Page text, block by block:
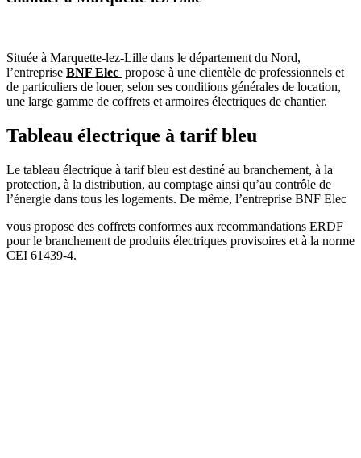
Située à Marquette-lez-Lille dans le département du Nord,
l’entreprise BNF Elec propose à une clientèle de professionnels et
de particuliers de louer, selon ses conditions générales de location,
une large gamme de coffrets et armoires électriques de chantier.
Tableau électrique à tarif bleu
Le tableau électrique à tarif bleu est destiné au branchement, à la
protection, à la distribution, au comptage ainsi qu’au contrôle de
l’énergie dans tous les logements. De même, l’entreprise BNF Elec
vous propose des coffrets conformes aux recommandations ERDF
pour le branchement de produits électriques provisoires et à la norme
CEI 61439-4.